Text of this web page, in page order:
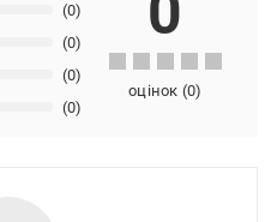
(0)
(0)
(0)
(0)
оцінок (0)